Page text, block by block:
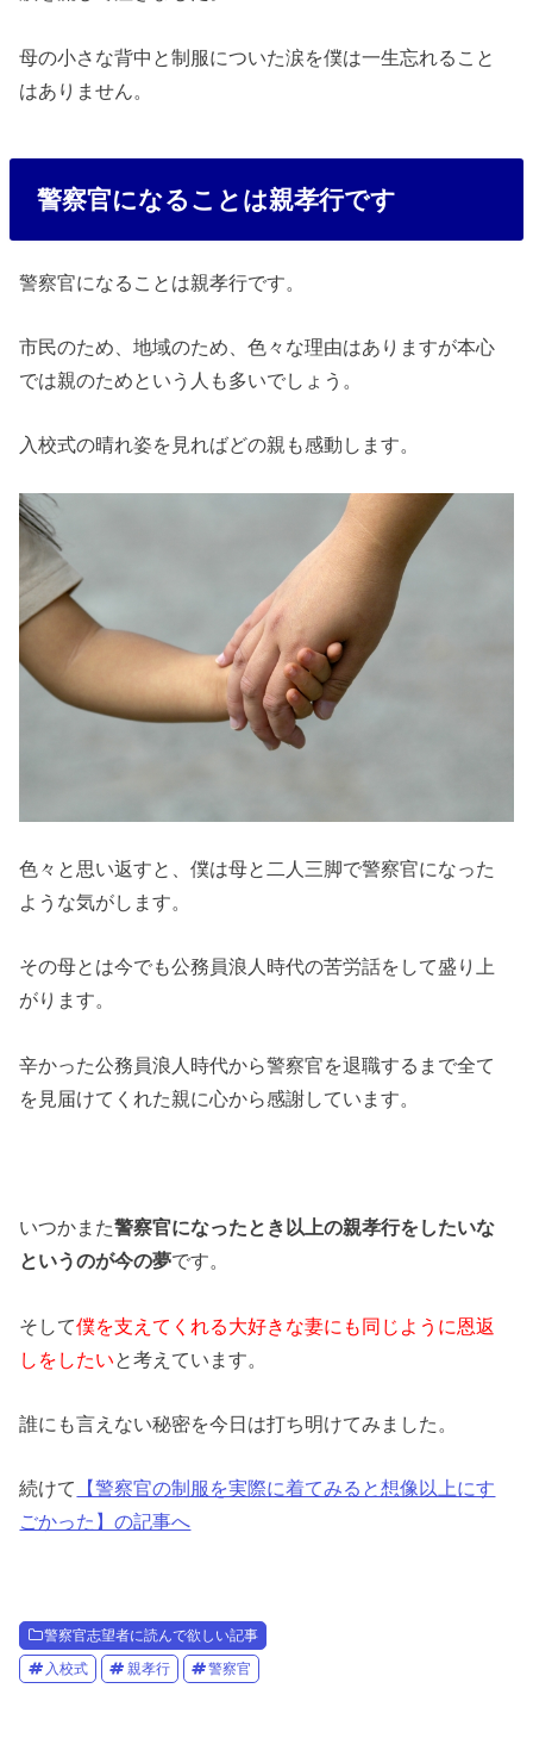
母の小さな背中と制服についた涙を僕は一生忘れること
はありません。
警察官になることは親孝行です
警察官になることは親孝行です。
市民のため、地域のため、色々な理由はありますが本心
では親のためという人も多いでしょう。
入校式の晴れ姿を見ればどの親も感動します。
色々と思い返すと、僕は母と二人三脚で警察官になった
ような気がします。
その母とは今でも公務員浪人時代の苦労話をして盛り上
がります。
辛かった公務員浪人時代から警察官を退職するまで全て
を見届けてくれた親に心から感謝しています。
いつかまた警察官になったとき以上の親孝行をしたいな
というのが今の夢です。
そして僕を支えてくれる大好きな妻にも同じように恩返
しをしたい と考えています。
誰にも言えない秘密を今日は打ち明けてみました。
続けて
【警察官の制服を実際に着てみると想像以上にす
ごかった】の記事へ
警察官志望者に読んで欲しい記事
入校式 親孝行 警察官